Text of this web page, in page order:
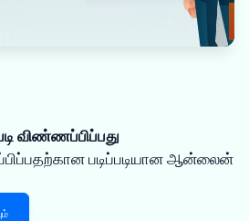
விண்ணப்பிப்பது
படிப்படியான ஆன்லைன்